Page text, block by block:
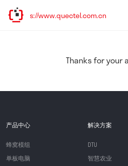
：https://www.quectel.com.cn
Thanks for your
产品中心
蜂窝模组
单板电脑
解决方案
DTU
智慧农业